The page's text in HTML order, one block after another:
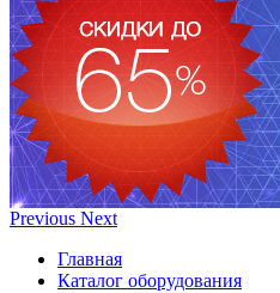
Previous Next
Главная
Каталог оборудования